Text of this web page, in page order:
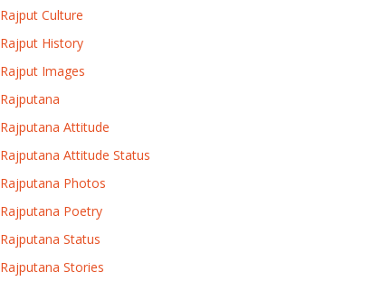
Rajput Culture
Rajput History
Rajput Images
Rajputana
Rajputana Attitude
Rajputana Attitude Status
Rajputana Photos
Rajputana Poetry
Rajputana Status
Rajputana Stories